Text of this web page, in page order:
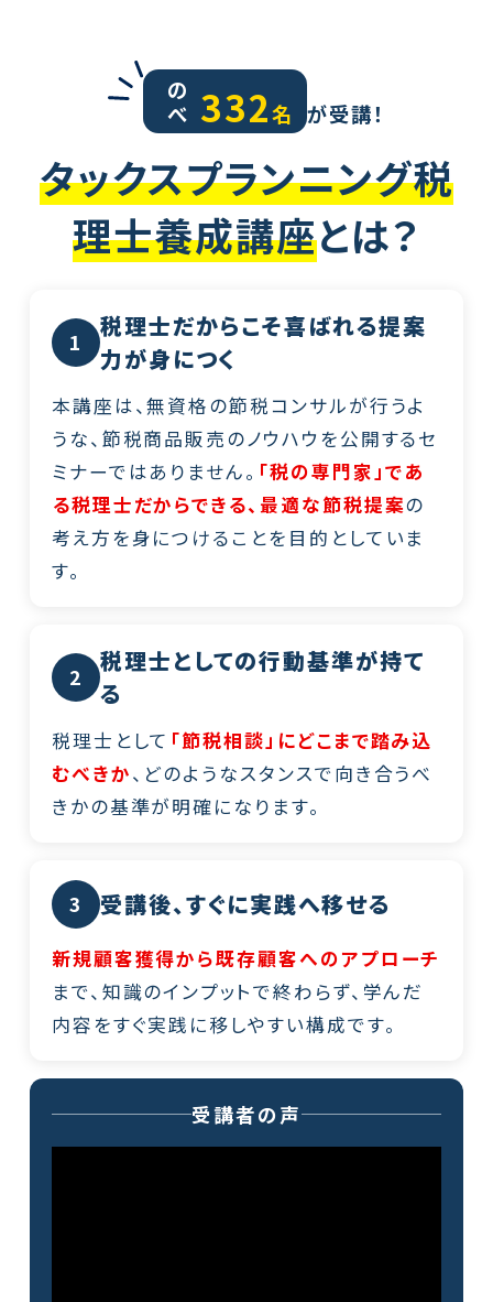
の
べ 332名 が受講！
タックスプランニング税
理士養成講座とは？
1
税理士だからこそ喜ばれる提案
力が身につく
本講座は、無資格の節税コンサルが行うよ
うな、節税商品販売のノウハウを公開するセ
ミナーではありません。 「税の専門家」であ
る税理士だからできる、最適な節税提案の
考え方を身につけることを目的としていま
す。
2
税理士としての行動基準が持て
る
税理士として 「節税相談」にどこまで踏み込
むべきか、どのようなスタンスで向き合うべ
きかの基準が明確になります。
3 受講後、すぐに実践へ移せる
新規顧客獲得から既存顧客へのアプローチ
まで、知識のインプットで終わらず、学んだ
内容をすぐ実践に移しやすい構成です。
受講者の声